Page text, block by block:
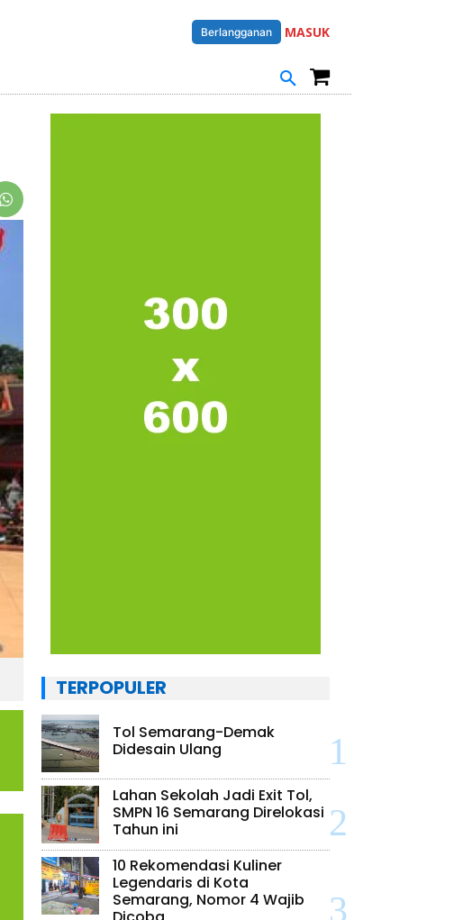
Berlangganan MASUK
TERPOPULER
Tol Semarang-Demak
Didesain Ulang
Lahan Sekolah Jadi Exit Tol,
SMPN 16 Semarang Direlokasi
Tahun ini
10 Rekomendasi Kuliner
Legendaris di Kota
Semarang, Nomor 4 Wajib